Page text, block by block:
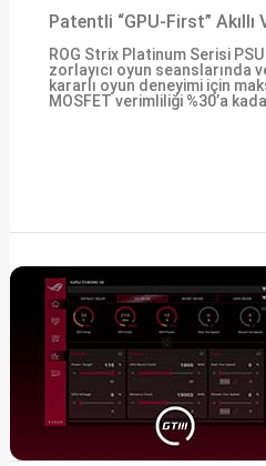
Patentli “GPU-First”
ROG Strix Platinum Serisi
zorlayıcı oyun seanslarında
kararlı oyun deneyimi için
MOSFET verimliliği %30’a